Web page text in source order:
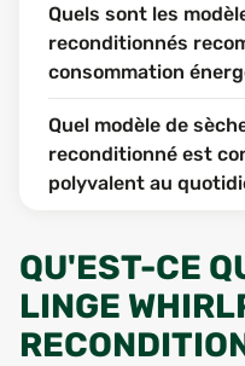
Quels sont les
reconditionnés
consommation
Quel modèle de
reconditionné est
polyvalent au
QU'EST-CE
LINGE